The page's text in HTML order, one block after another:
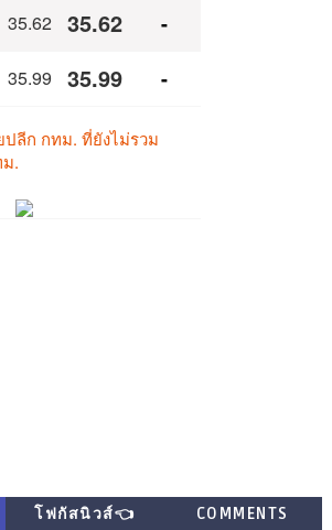
โฟกัสนิวส์👈 COMMENTS